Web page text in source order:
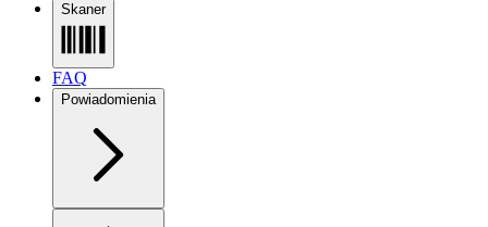
Skaner
FAQ
Powiadomienia